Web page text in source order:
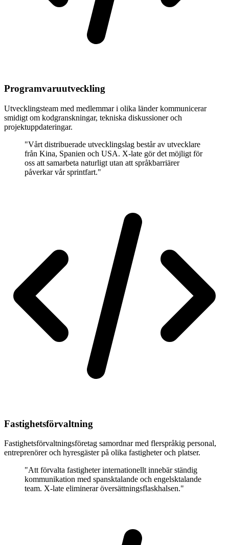
Programvaruutveckling
Utvecklingsteam med medlemmar i olika länder kommunicerar
smidigt om kodgranskningar, tekniska diskussioner och
projektuppdateringar.
"Vårt distribuerade utvecklingslag består av utvecklare
från Kina, Spanien och USA. X-late gör det möjligt för
oss att samarbeta naturligt utan att språkbarriärer
påverkar vår sprintfart."
Fastighetsförvaltning
Fastighetsförvaltningsföretag samordnar med flerspråkig personal,
entreprenörer och hyresgäster på olika fastigheter och platser.
"Att förvalta fastigheter internationellt innebär ständig
kommunikation med spansktalande och engelsktalande
team. X-late eliminerar översättningsflaskhalsen."